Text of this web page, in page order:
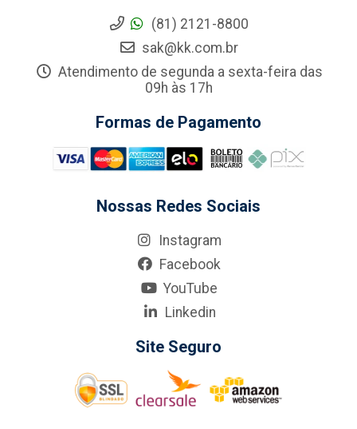
(81) 2121-8800
sak@kk.com.br
Atendimento de segunda a sexta-feira das
09h às 17h
Formas de Pagamento
Nossas Redes Sociais
Instagram
Facebook
YouTube
Linkedin
Site Seguro